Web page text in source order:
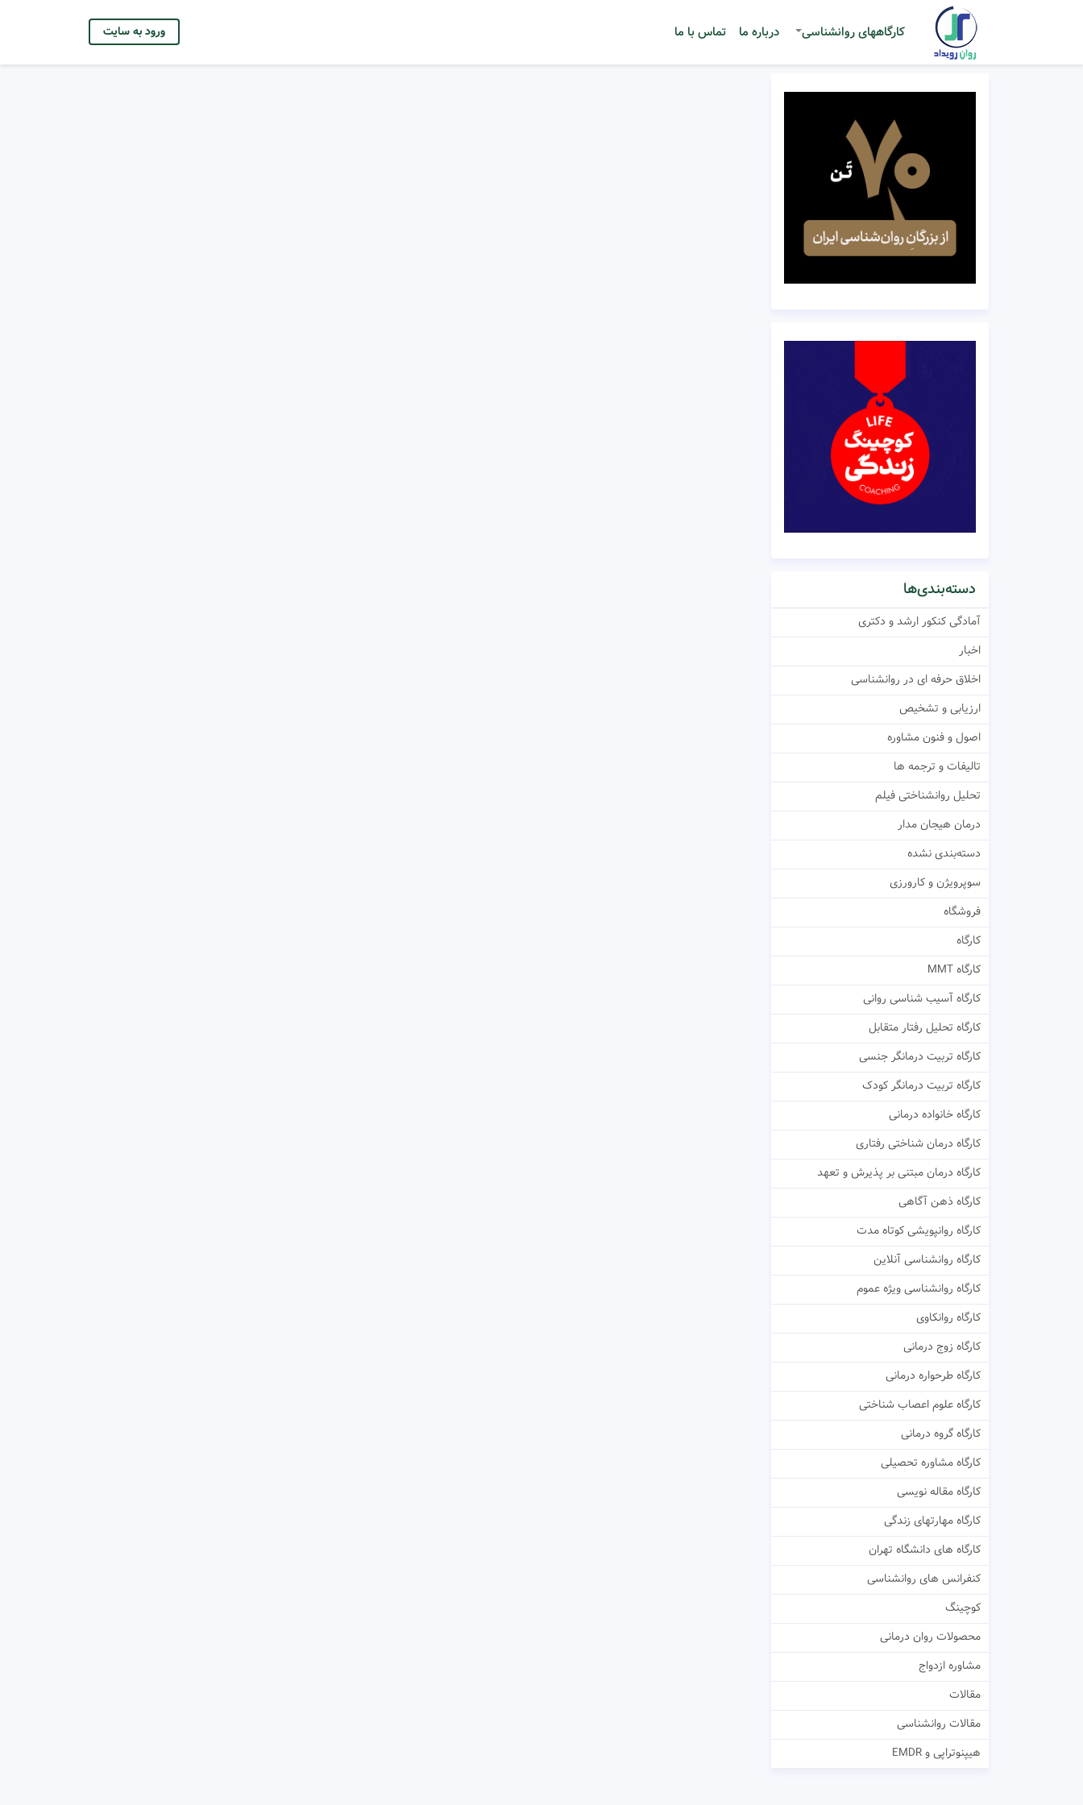
کارگاههای روانشناسی درباره ما تماس با ما ورود به سایت
دسته‌بندی‌ها
آمادگی کنکور ارشد و دکتری
اخبار
اخلاق حرفه ای در روانشناسی
ارزیابی و تشخیص
اصول و فنون مشاوره
تالیفات و ترجمه ها
تحلیل روانشناختی فیلم
درمان هیجان مدار
دسته‌بندی نشده
سوپرویژن و کارورزی
فروشگاه
کارگاه
کارگاه MMT
کارگاه آسیب شناسی روانی
کارگاه تحلیل رفتار متقابل
کارگاه تربیت درمانگر جنسی
کارگاه تربیت درمانگر کودک
کارگاه خانواده درمانی
کارگاه درمان شناختی رفتاری
کارگاه درمان مبتنی بر پذیرش و تعهد
کارگاه ذهن آگاهی
کارگاه روانپویشی کوتاه مدت
کارگاه روانشناسی آنلاین
کارگاه روانشناسی ویژه عموم
کارگاه روانکاوی
کارگاه زوج درمانی
کارگاه طرحواره درمانی
کارگاه علوم اعصاب شناختی
کارگاه گروه درمانی
کارگاه مشاوره تحصیلی
کارگاه مقاله نویسی
کارگاه مهارتهای زندگی
کارگاه های دانشگاه تهران
کنفرانس های روانشناسی
کوچینگ
محصولات روان درمانی
مشاوره ازدواج
مقالات
مقالات روانشناسی
هیپنوتراپی و EMDR